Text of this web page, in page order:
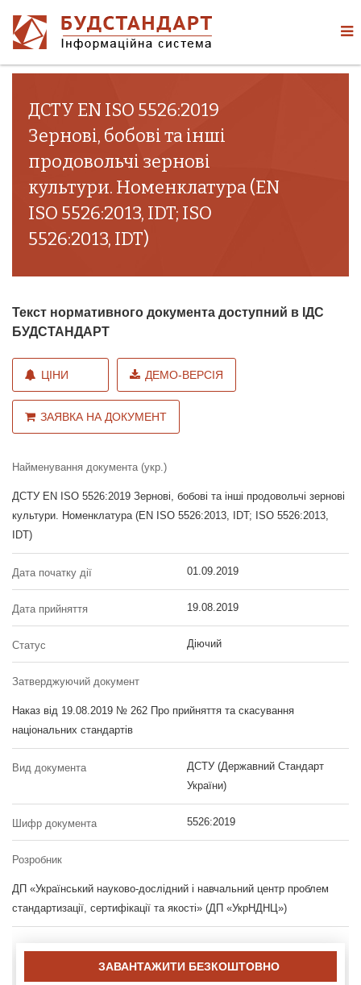
ДСТУ EN ISO 5526:2019
Зернові, бобові та інші
продовольчі зернові
культури. Номенклатура (EN
ISO 5526:2013, IDT; ISO
5526:2013, IDT)
Текст нормативного документа доступний в ІДС
БУДСТАНДАРТ
ЦІНИ ДЕМО-ВЕРСІЯ
ЗАЯВКА НА ДОКУМЕНТ
Найменування документа (укр.)
ДСТУ EN ISO 5526:2019 Зернові, бобові та інші продовольчі зернові
культури. Номенклатура (EN ISO 5526:2013, IDT; ISO 5526:2013,
IDT)
Дата початку дії 01.09.2019
Дата прийняття 19.08.2019
Статус Діючий
Затверджуючий документ
Наказ від 19.08.2019 № 262 Про прийняття та скасування
національних стандартів
Вид документа
ДСТУ (Державний Стандарт
України)
Шифр документа 5526:2019
Розробник
ДП «Український науково-дослідний і навчальний центр проблем
стандартизації, сертифікації та якості» (ДП «УкрНДНЦ»)
ЗАВАНТАЖИТИ БЕЗКОШТОВНО